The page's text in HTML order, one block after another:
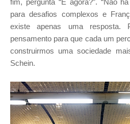
para desafios complexos e
existe apenas uma
pensamento para que cada um
construirmos uma sociedade
Schein.